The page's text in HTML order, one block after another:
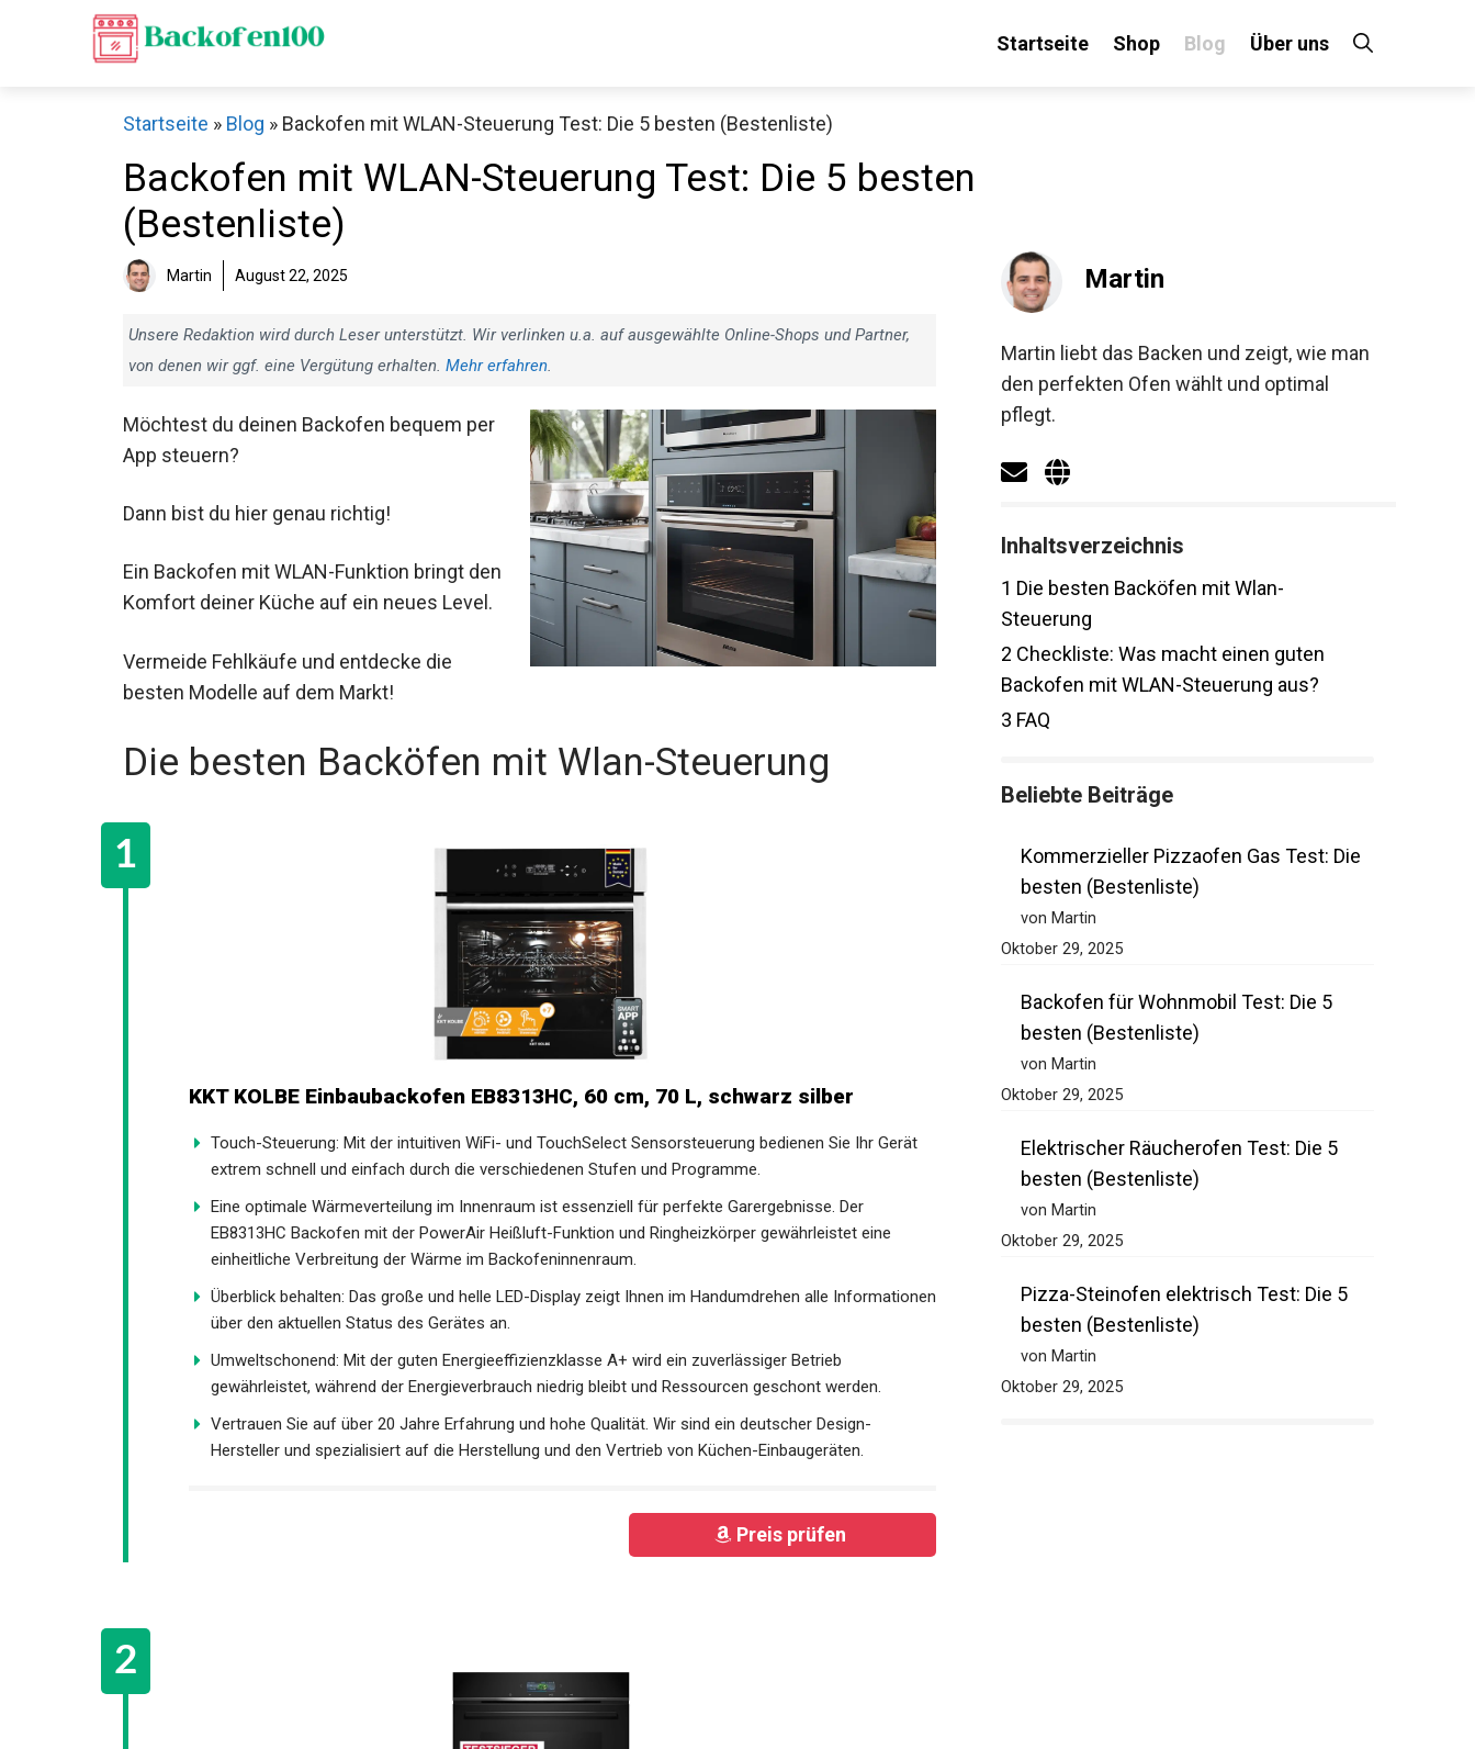
Startseite Shop Blog Über uns
Startseite » Blog » Backofen mit WLAN-Steuerung Test: Die 5 besten (Bestenliste)
Backofen mit WLAN-Steuerung Test: Die 5 besten
(Bestenliste)
Martin August 22, 2025
Unsere Redaktion wird durch Leser unterstützt. Wir verlinken u.a. auf ausgewählte Online-Shops und Partner,
von denen wir ggf. eine Vergütung erhalten. Mehr erfahren.
Möchtest du deinen Backofen bequem per
App steuern?
Dann bist du hier genau richtig!
Ein Backofen mit WLAN-Funktion bringt den
Komfort deiner Küche auf ein neues Level.
Vermeide Fehlkäufe und entdecke die
besten Modelle auf dem Markt!
Die besten Backöfen mit Wlan-Steuerung
KKT KOLBE Einbaubackofen EB8313HC, 60 cm, 70 L, schwarz silber
Touch-Steuerung: Mit der intuitiven WiFi- und TouchSelect Sensorsteuerung bedienen Sie Ihr Gerät
extrem schnell und einfach durch die verschiedenen Stufen und Programme.
Eine optimale Wärmeverteilung im Innenraum ist essenziell für perfekte Garergebnisse. Der
EB8313HC Backofen mit der PowerAir Heißluft-Funktion und Ringheizkörper gewährleistet eine
einheitliche Verbreitung der Wärme im Backofeninnenraum.
Überblick behalten: Das große und helle LED-Display zeigt Ihnen im Handumdrehen alle Informationen
über den aktuellen Status des Gerätes an.
Umweltschonend: Mit der guten Energieeffizienzklasse A+ wird ein zuverlässiger Betrieb
gewährleistet, während der Energieverbrauch niedrig bleibt und Ressourcen geschont werden.
Vertrauen Sie auf über 20 Jahre Erfahrung und hohe Qualität. Wir sind ein deutscher Design-
Hersteller und spezialisiert auf die Herstellung und den Vertrieb von Küchen-Einbaugeräten.
Preis prüfen
Martin
Martin liebt das Backen und zeigt, wie man
den perfekten Ofen wählt und optimal
pflegt.
Inhaltsverzeichnis
1 Die besten Backöfen mit Wlan-
Steuerung
2 Checkliste: Was macht einen guten
Backofen mit WLAN-Steuerung aus?
3 FAQ
Beliebte Beiträge
Kommerzieller Pizzaofen Gas Test: Die
besten (Bestenliste)
von Martin
Oktober 29, 2025
Backofen für Wohnmobil Test: Die 5
besten (Bestenliste)
von Martin
Oktober 29, 2025
Elektrischer Räucherofen Test: Die 5
besten (Bestenliste)
von Martin
Oktober 29, 2025
Pizza-Steinofen elektrisch Test: Die 5
besten (Bestenliste)
von Martin
Oktober 29, 2025